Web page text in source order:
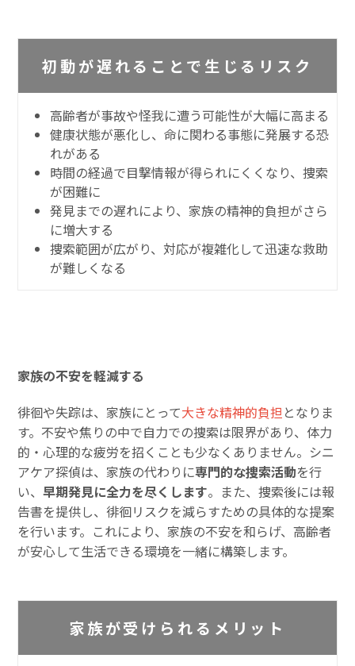
初動が遅れることで生じるリスク
高齢者が事故や怪我に遭う可能性が大幅に高まる
健康状態が悪化し、命に関わる事態に発展する恐
れがある
時間の経過で目撃情報が得られにくくなり、捜索
が困難に
発見までの遅れにより、家族の精神的負担がさら
に増大する
捜索範囲が広がり、対応が複雑化して迅速な救助
が難しくなる
家族の不安を軽減する
徘徊や失踪は、家族にとって大きな精神的負担 となりま
す。不安や焦りの中で自力での捜索は限界があり、体力
的・心理的な疲労を招くことも少なくありません。シニ
アケア探偵は、家族の代わりに専門的な捜索活動を行
い、早期発見に全力を尽くします。また、捜索後には報
告書を提供し、徘徊リスクを減らすための具体的な提案
を行います。これにより、家族の不安を和らげ、高齢者
が安心して生活できる環境を一緒に構築します。
家族が受けられるメリット